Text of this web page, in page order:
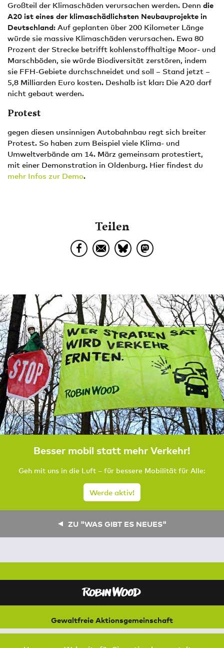
Großteil der Klimaschäden verursachen werden. Denn die
A20 ist eines der klimaschädlichsten Neubauprojekte in
Deutschland: Auf geplanten über 200 Kilometer Länge
würde sie massive Klimaschäden verursachen. Ewa 80
Prozent der Strecke betrifft kohlenstoffhaltige Moor- und
Marschböden, sie würde Biodiversität zerstören, indem
sie FFH-Gebiete durchschneidet und soll – Stand jetzt –
5,8 Milliarden Euro kosten. Deshalb ist klar: Die A20 darf
nicht gebaut werden.
Protest
gegen diesen unsinnigen Autobahnbau regt sich breiter
Protest. So haben zum Beispiel viele Klima- und
Umweltverbände am 14. März gemeinsam protestiert,
mit einer Demonstration in Oldenburg. Hier findest du
mehr Infos zur Demo.
Teilen
Besser mobil statt mehr Verkehr!
Geh mit uns in die Luft – für bessere Mobilität für Alle:
Werde aktiv!
ZU "WAS GIBT ES NEUES"
Gewaltfreie Aktionsgemeinschaft
für Natur und Umwelt